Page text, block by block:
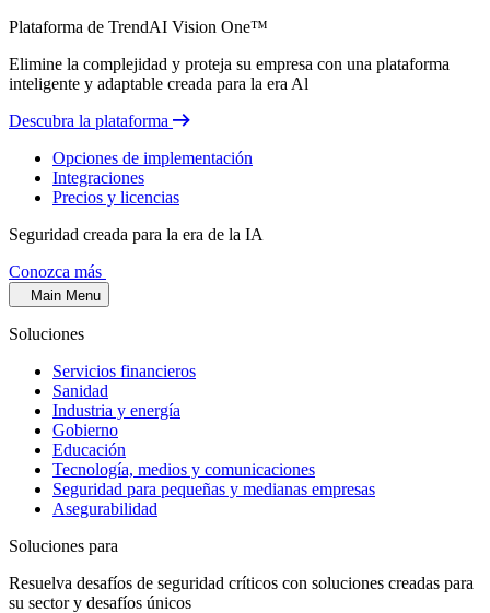
Plataforma de TrendAI Vision One™
Elimine la complejidad y proteja su empresa con una plataforma
inteligente y adaptable creada para la era Al
Descubra la plataforma
Opciones de implementación
Integraciones
Precios y licencias
Seguridad creada para la era de la IA
Conozca más
Main Menu
Soluciones
Servicios financieros
Sanidad
Industria y energía
Gobierno
Educación
Tecnología, medios y comunicaciones
Seguridad para pequeñas y medianas empresas
Asegurabilidad
Soluciones para
Resuelva desafíos de seguridad críticos con soluciones creadas para
su sector y desafíos únicos